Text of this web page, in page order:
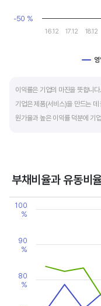
영
16.12 17.12 18.12
-50 %
이익률은 기업의 마진을 뜻합니
기업은 제품(서비스)을 만드는
원가율과 높은 이익률 덕분에 기
높은 이익률을 올리고 있다면, 그
부채비율과 유동비
Chart
Line chart with 2 lines.
View as data table,
The chart has 1 X
The chart has 2 Y
80
%
90
%
100
%